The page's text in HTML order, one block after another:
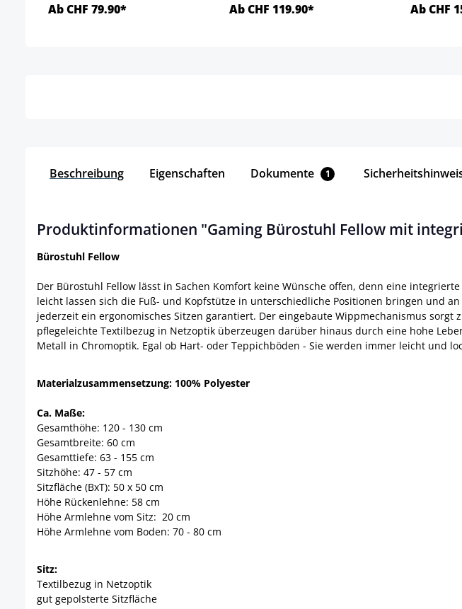
Ab CHF 79.90* Ab CHF 119.90* Ab CHF
Beschreibung Eigenschaften Dokumente 1
Produktinformationen "Gaming Bürostuhl Fellow mit
Bürostuhl Fellow
Der Bürostuhl Fellow lässt in Sachen Komfort keine Wünsche offen, denn eine
leicht lassen sich die Fuß- und Kopfstütze in unterschiedliche Positionen bringen und
jederzeit ein ergonomisches Sitzen garantiert. Der eingebaute Wippmechanismus
pflegeleichte Textilbezug in Netzoptik überzeugen darüber hinaus durch eine hohe
Metall in Chromoptik. Egal ob Hart- oder Teppichböden - Sie werden immer leicht und
Materialzusammensetzung: 100% Polyester
Ca. Maße:
Gesamthöhe: 120 - 130 cm
Gesamtbreite: 60 cm
Gesamttiefe: 63 - 155 cm
Sitzhöhe: 47 - 57 cm
Sitzfläche (BxT): 50 x 50 cm
Höhe Rückenlehne: 58 cm
Höhe Armlehne vom Sitz: 20 cm
Höhe Armlehne vom Boden: 70 - 80 cm
Sitz:
Textilbezug in Netzoptik
gut gepolsterte Sitzfläche